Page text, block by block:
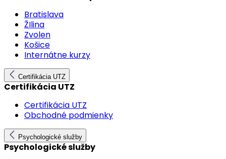
Bratislava
ŽIlina
Zvolen
Košice
Internátne kurzy
Certifikácia UTZ
Certifikácia UTZ
Certifikácia UTZ
Obchodné podmienky
Psychologické služby
Psychologické služby